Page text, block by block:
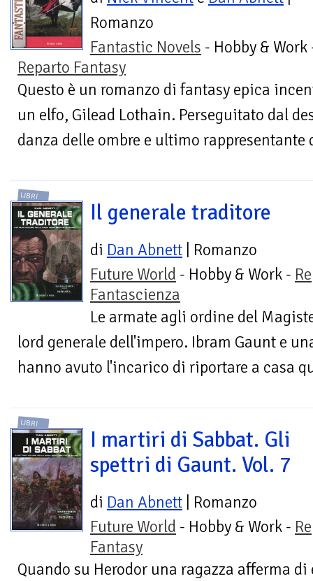
Romanzo
Fantastic Novels - Hobby & Work
Reparto Fantasy
Questo è un romanzo di fantasy epica
un elfo, Gilead Lothain. Perseguitato dal
danza delle ombre e ultimo rappresentante
LIBRI
Il generale traditore
di Dan Abnett | Romanzo
Future World - Hobby & Work -
Fantascienza
Le armate agli ordine del
lord generale dell'impero. Ibram Gaunt e
hanno avuto l'incarico di riportare a casa
LIBRI
I martiri di Sabbat. Gli
spettri di Gaunt. Vol. 7
di Dan Abnett | Romanzo
Future World - Hobby & Work -
Fantasy
Quando su Herodor una ragazza afferma